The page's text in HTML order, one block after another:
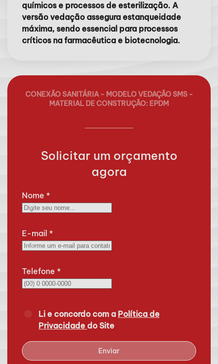
químicos e processos de esterilização. A
versão vedação assegura estanqueidade
máxima, sendo essencial para processos
críticos na farmacêutica e biotecnologia.
CONEXÃO SANITÁRIA - MODELO VEDAÇÃO SMS -
MATERIAL DE CONSTRUÇÃO: EPDM
Solicitar um orçamento
agora
Nome *
E-mail *
Telefone *
Li e concordo com a Política de
Privacidade do Site
Enviar